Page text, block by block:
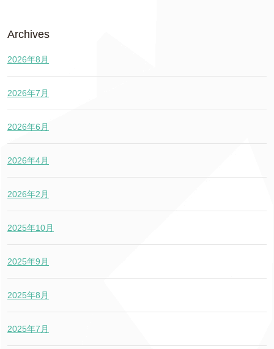
Archives
2026年8月
2026年7月
2026年6月
2026年4月
2026年2月
2025年10月
2025年9月
2025年8月
2025年7月